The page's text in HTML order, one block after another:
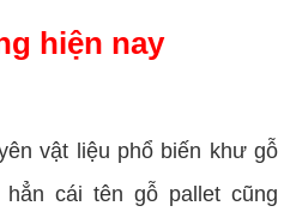
hiện nay
vật liệu phổ biến khư gỗ
cái tên gỗ pallet cũng